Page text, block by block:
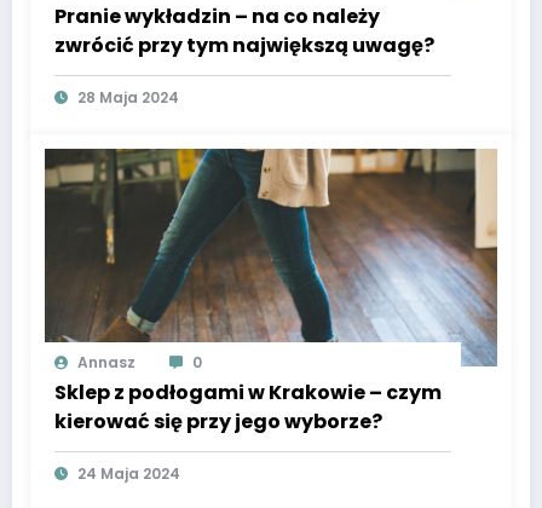
Pranie wykładzin – na co należy
zwrócić przy tym największą uwagę?
28 Maja 2024
Annasz 0
Sklep z podłogami w Krakowie – czym
kierować się przy jego wyborze?
24 Maja 2024